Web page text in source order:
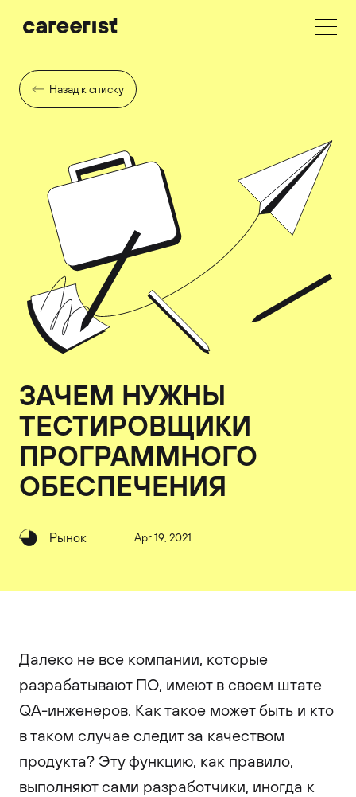
Назад к списку
ЗАЧЕМ НУЖНЫ
ТЕСТИРОВЩИКИ
ПРОГРАММНОГО
ОБЕСПЕЧЕНИЯ
Рынок Apr 19, 2021
Далеко не все компании, которые
разрабатывают ПО, имеют в своем штате
QA-инженеров. Как такое может быть и кто
в таком случае следит за качеством
продукта? Эту функцию, как правило,
выполняют сами разработчики, иногда к